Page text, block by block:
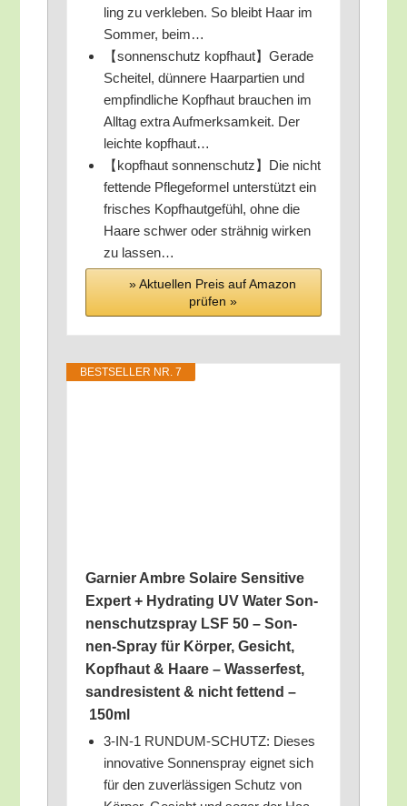
ling zu ver­kle­ben. So bleibt Haar im
Som­mer, beim…
【son­nen­schutz kopfhaut】Gerade
Schei­tel, dün­ne­re Haar­par­tien und
emp­find­li­che Kopf­haut brau­chen im
All­tag extra Auf­merk­sam­keit. Der
leich­te kopfhaut…
【kopf­haut sonnenschutz】Die nicht
fet­ten­de Pfle­ge­for­mel unter­stützt ein
fri­sches Kopf­haut­ge­fühl, ohne die
Haa­re schwer oder sträh­nig wir­ken
zu lassen…
» Aktu­el­len Preis auf Ama­zon
prü­fen »
BEST­SEL­LER NR. 7
Gar­nier Ambre Solai­re Sen­si­ti­ve
Expert + Hydrating UV Water Son­
nen­schutz­spray LSF 50 – Son­
nen-Spray für Kör­per, Gesicht,
Kopf­haut & Haa­re – Was­ser­fest,
sand­re­sis­tent & nicht fet­tend –
150ml
3‑IN‑1 RUNDUM-SCHUTZ: Die­ses
inno­va­ti­ve Son­nen­spray eig­net sich
für den zuver­läs­si­gen Schutz von